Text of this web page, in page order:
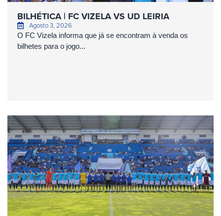
BILHÉTICA | FC VIZELA VS UD LEIRIA
Agosto 3, 2026
O FC Vizela informa que já se encontram à venda os
bilhetes para o jogo...